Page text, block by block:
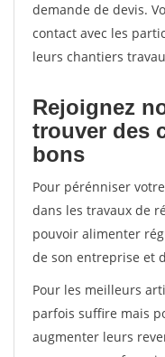
demande de devis.
contact avec les
leurs chantiers
Rejoignez
trouver des
bons
Pour pérénniser
dans les travaux de
pouvoir alimenter
de son entreprise et
Pour les meilleurs
parfois suffire mais
augmenter leurs